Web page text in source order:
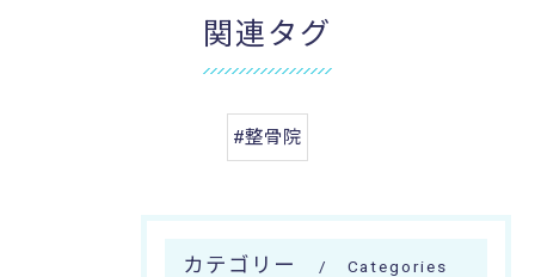
関連タグ
#整骨院
カテゴリー Categories